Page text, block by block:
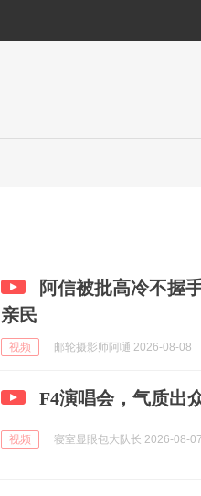
阿信被批高冷不握
亲民
视频 邮轮摄影师阿嗵 2026-08-08
F4演唱会，气质出
视频 寝室显眼包大队长 2026-08-07